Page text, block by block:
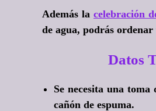
Además la celebración
de agua, podrás
Datos
Se necesita una
cañón de espuma.